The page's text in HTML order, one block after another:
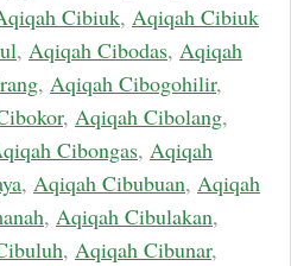
Cibiuk, Aqiqah Cibiuk
, Aqiqah Cibodas, Aqiqah
, Aqiqah Cibogohilir,
, Aqiqah Cibolang,
Cibongas, Aqiqah
, Aqiqah Cibubuan, Aqiqah
, Aqiqah Cibulakan,
, Aqiqah Cibunar,